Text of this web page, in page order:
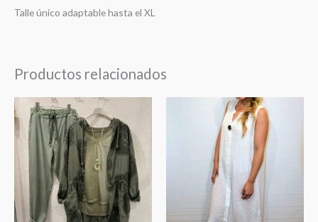
Talle único adaptable hasta el XL
Productos relacionados